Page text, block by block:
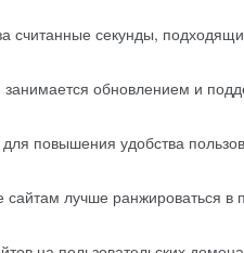
считанные секунды,
занимается обновлением и
повышения удобства
лучше ранжироваться в